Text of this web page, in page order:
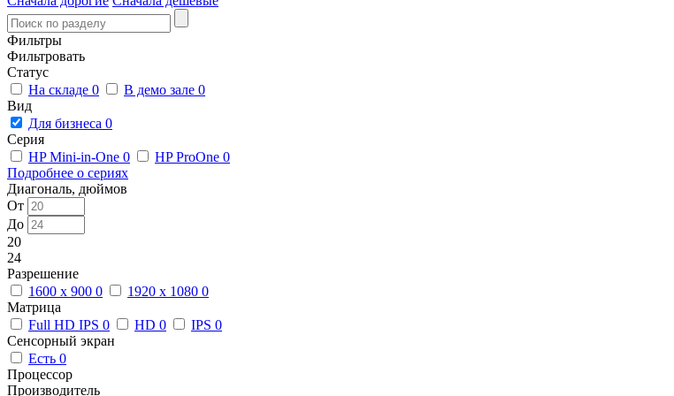
Фильтры
Фильтровать
Статус
На складе 0 В демо зале 0
Вид
Для бизнеса 0
Серия
HP Mini-in-One 0 HP ProOne 0
Подробнее о сериях
Диагональ, дюймов
От
До
20
24
Разрешение
1600 x 900 0 1920 x 1080 0
Матрица
Full HD IPS 0 HD 0 IPS 0
Сенсорный экран
Есть 0
Процессор
Производитель